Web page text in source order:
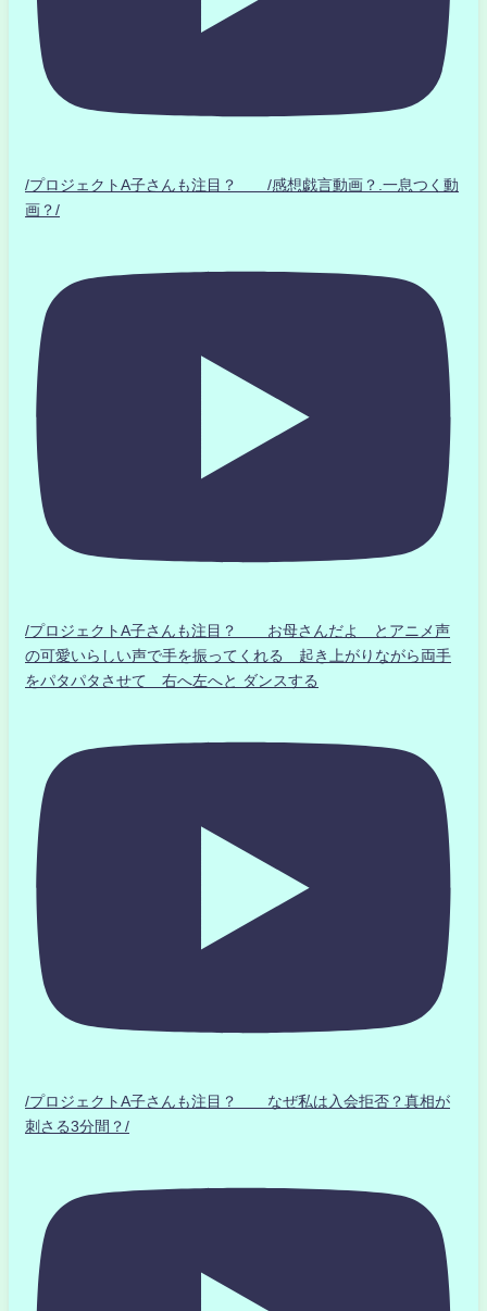
/プロジェクトA子さんも注目？ /感想戯言動画？.一息つく動
画？/
/プロジェクトA子さんも注目？ お母さんだよ とアニメ声
の可愛いらしい声で手を振ってくれる 起き上がりながら両手
をパタパタさせて 右へ左へと ダンスする
/プロジェクトA子さんも注目？ なぜ私は入会拒否？真相が
刺さる3分間？/